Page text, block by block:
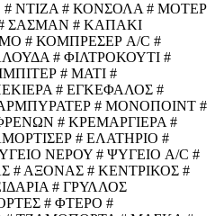
ΝΤΙΖΑ # ΚΟΝΣΟΛΑ # ΜΟΤΕΡ
ΣΑΣΜΑΝ # ΚΑΠΑΚΙ
# ΚΟΜΠΡΕΣΕΡ A/C #
# ΦΙΛΤΡΟΚΟΥΤΙ #
# ΜΑΤΙ #
# ΕΓΚΕΦΑΛΟΣ #
# ΜΟΝΟΠΟΙΝΤ #
# ΚΡΕΜΑΡΓΙΕΡΑ #
# ΕΛΑΤΗΡΙΟ #
ΝΕΡΟΥ # ΨΥΓΕΙΟ A/C #
# ΑΞΟΝΑΣ # ΚΕΝΤΡΙΚΟΣ #
# ΓΡΥΛΛΟΣ
# ΦΤΕΡΟ #